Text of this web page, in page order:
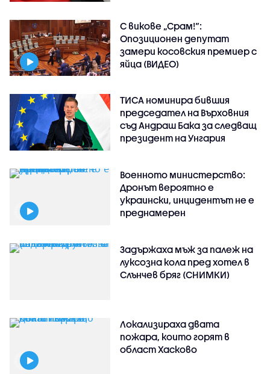
С викове „Срам!“:
Опозиционен депутат
замери косовския премиер с
яйца (ВИДЕО)
ТИСА номинира бившия
председател на Върховния
съд Андраш Бака за следващ
президент на Унгария
Военното министерство:
Дронът вероятно е
украински, инцидентът не е
преднамерен
Задържаха мъж за палеж на
луксозна кола пред хотел в
Слънчев бряг (СНИМКИ)
Локализираха двата
пожара, които горят в
област Хасково